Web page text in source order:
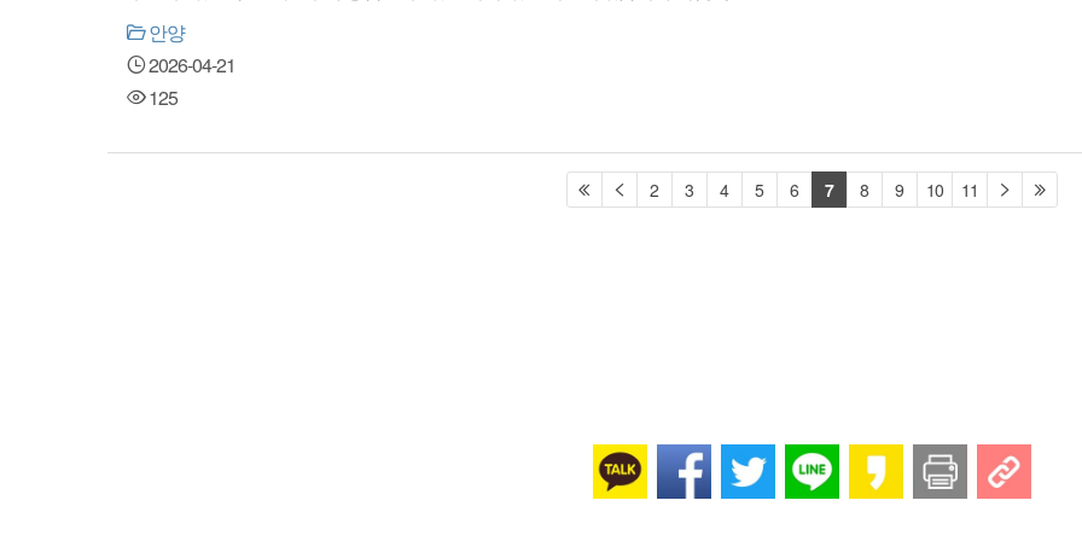
안양
2026-04-21
125
2 3 4 5 6 7 8 9 10 11